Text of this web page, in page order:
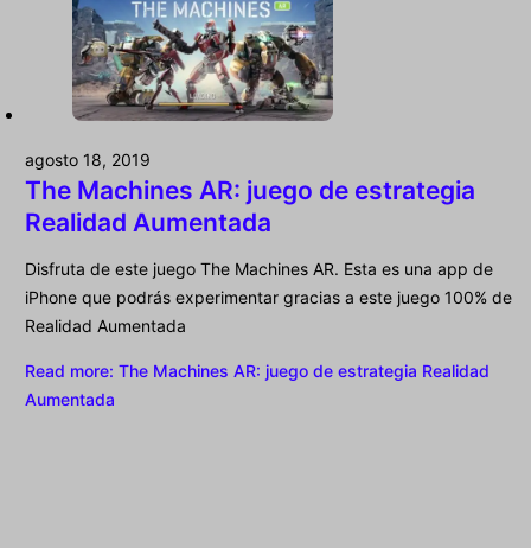
agosto 18, 2019
The Machines AR: juego de estrategia
Realidad Aumentada
Disfruta de este juego The Machines AR. Esta es una app de
iPhone que podrás experimentar gracias a este juego 100% de
Realidad Aumentada
Read more: The Machines AR: juego de estrategia Realidad
Aumentada